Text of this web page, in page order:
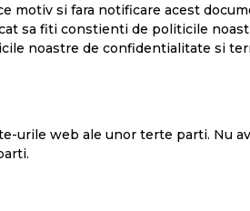
motiv si fara notificare acest
sa fiti constienti de politicile
noastre de confidentialitate si
urile web ale unor terte parti. Nu